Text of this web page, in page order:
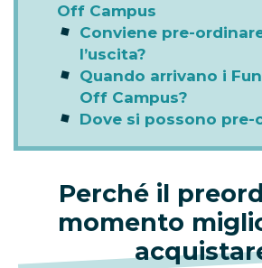
Off Campus
Conviene pre-
l’uscita?
Quando arrivano i
Off Campus?
Dove si possono pre-
Perché il
momento